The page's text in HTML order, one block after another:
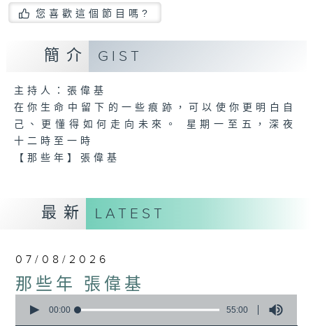
您喜歡這個節目嗎?
簡介 GIST
主持人：張偉基
在你生命中留下的一些痕跡，可以使你更明白自
己、更懂得如何走向未來。 星期一至五，深夜
十二時至一時
【那些年】張偉基
最新 LATEST
07/08/2026
那些年 張偉基
seconds
00:00 55:00